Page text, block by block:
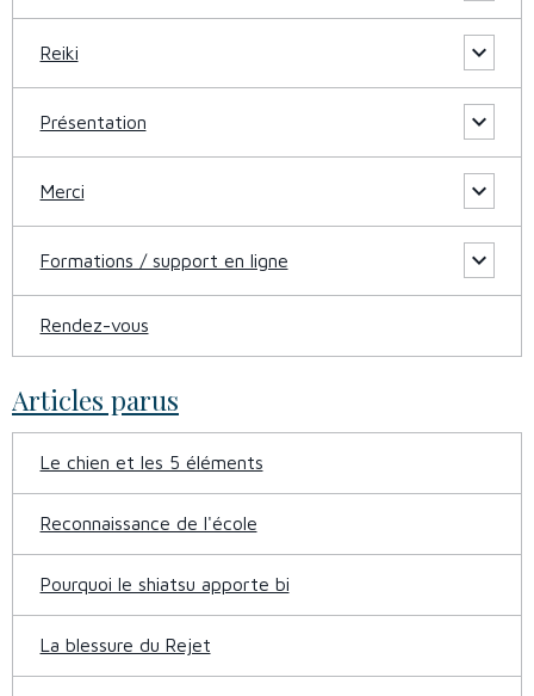
Reiki
Présentation
Merci
Formations / support en ligne
Rendez-vous
Articles parus
Le chien et les 5 éléments
Reconnaissance de l'école
Pourquoi le shiatsu apporte bi
La blessure du Rejet